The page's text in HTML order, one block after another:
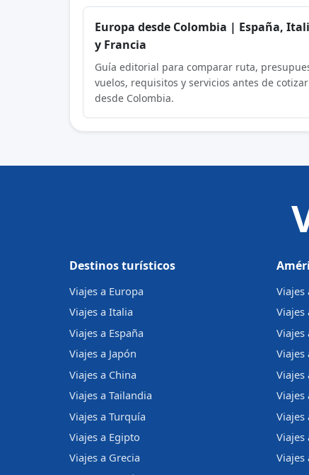
Europa desde Colombia | España,
y Francia
Guía editorial para comparar ruta,
vuelos, requisitos y servicios antes de cotizar
desde Colombia.
Destinos turísticos
Viajes a Europa
Viajes a Italia
Viajes a España
Viajes a Japón
Viajes a China
Viajes a Tailandia
Viajes a Turquía
Viajes a Egipto
Viajes a Grecia
Viajes
Viajes
Viajes
Viajes
Viajes
Viajes
Viajes
Viajes
Viajes